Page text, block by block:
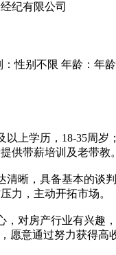
纪有限公司
：性别不限 年龄：年
以上学历，18-35周岁
供带薪培训及老带教。
清晰，具备基本的谈
力，主动开拓市场。
，对房产行业有兴趣
愿意通过努力获得高